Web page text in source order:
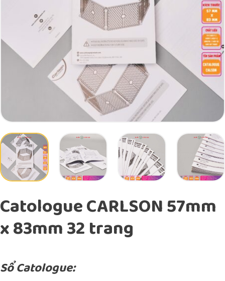
Catologue CARLSON 57mm
x 83mm 32 trang
Sổ Catologue: